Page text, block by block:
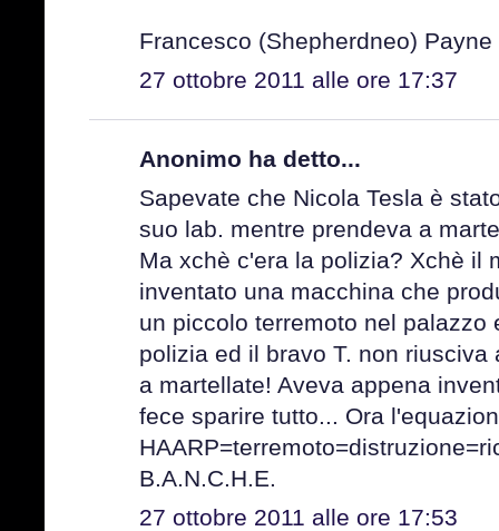
Francesco (Shepherdneo) Payne
27 ottobre 2011 alle ore 17:37
Anonimo ha detto...
Sapevate che Nicola Tesla è
suo lab. mentre prendeva a
Ma xchè c'era la polizia? Xchè il
inventato una macchina che
un piccolo terremoto nel
polizia ed il bravo T. non
a martellate! Aveva appena
fece sparire tutto... Ora
B.A.N.C.H.E.
27 ottobre 2011 alle ore 17:53